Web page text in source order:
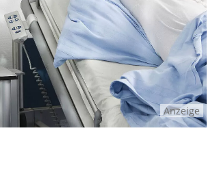
Anzeige